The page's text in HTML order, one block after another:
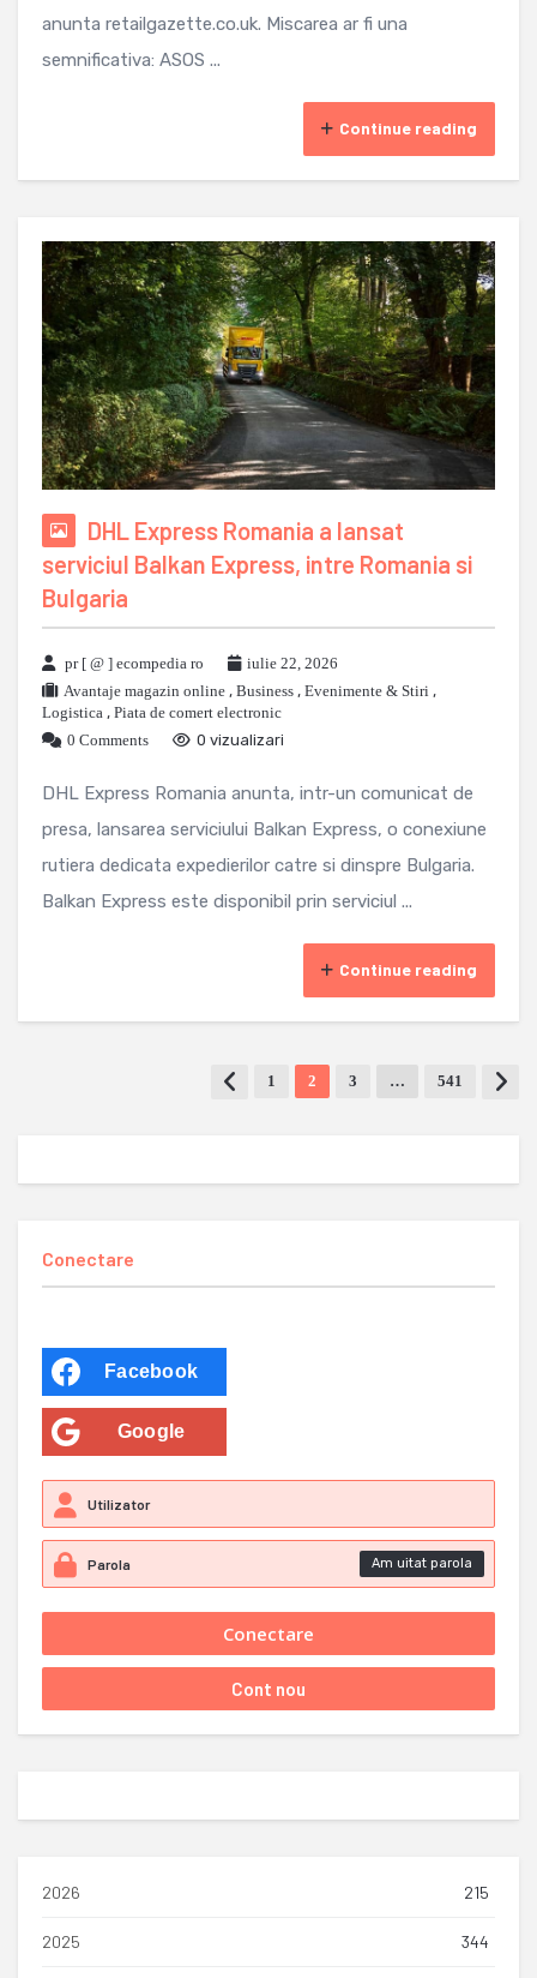
anunta retailgazette.co.uk. Miscarea ar fi una
semnificativa: ASOS ...
Continue reading
DHL Express Romania a lansat
serviciul Balkan Express, intre Romania si
Bulgaria
pr [ @ ] ecompedia ro
iulie 22, 2026
Avantaje magazin online , Business , Evenimente & Stiri ,
Logistica , Piata de comert electronic
0 Comments
0 vizualizari
DHL Express Romania anunta, intr-un comunicat de
presa, lansarea serviciului Balkan Express, o conexiune
rutiera dedicata expedierilor catre si dinspre Bulgaria.
Balkan Express este disponibil prin serviciul ...
Continue reading
1 2 3 … 541
Conectare
Facebook
Google
Am uitat parola
2026 215
2025 344